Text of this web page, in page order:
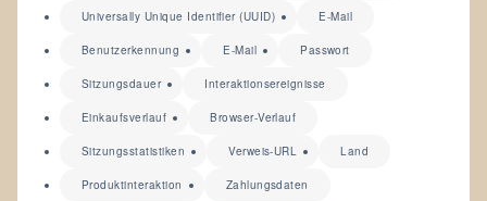
Universally Unique Identifier (UUID) E-Mail
Benutzerkennung E-Mail Passwort
Sitzungsdauer Interaktionsereignisse
Einkaufsverlauf Browser-Verlauf
Sitzungsstatistiken Verweis-URL Land
Produktinteraktion Zahlungsdaten